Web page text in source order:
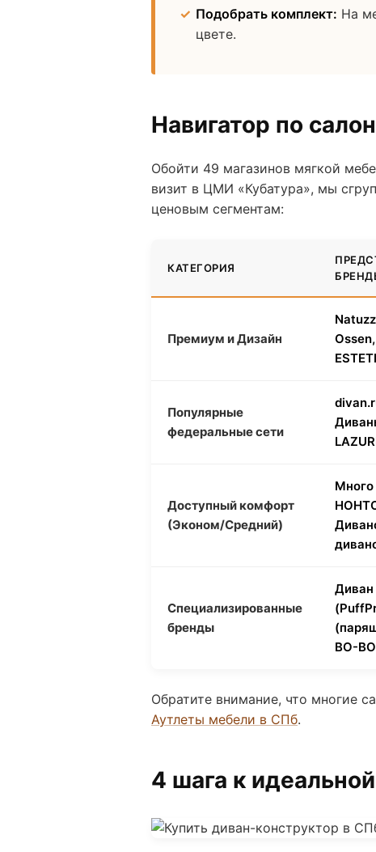
Подобрать комплект: На
цвете.
Навигатор по
Обойти 49 магазинов мягкой
визит в ЦМИ «Кубатура», мы
ценовым сегментам:
КАТЕГОРИЯ
Премиум и Дизайн
Популярные
федеральные сети
Доступный комфорт
(Эконом/Средний)
Специализированные
бренды
Диван
BO-
Обратите внимание, что многие
Аутлеты мебели в СПб.
4 шага к